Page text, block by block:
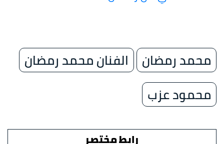
محمد رمضان
الفنان محمد رمضان
محمود عزب
رابط مختصر